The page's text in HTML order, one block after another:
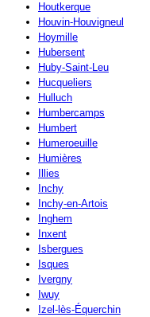
Houtkerque
Houvin-Houvigneul
Hoymille
Hubersent
Huby-Saint-Leu
Hucqueliers
Hulluch
Humbercamps
Humbert
Humeroeuille
Humières
Illies
Inchy
Inchy-en-Artois
Inghem
Inxent
Isbergues
Isques
Ivergny
Iwuy
Izel-lès-Équerchin